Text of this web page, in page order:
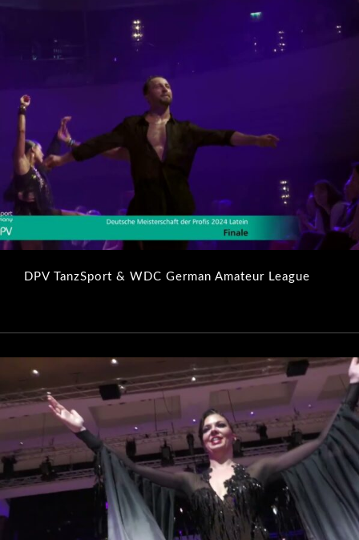
DPV TanzSport & WDC German Amateur League